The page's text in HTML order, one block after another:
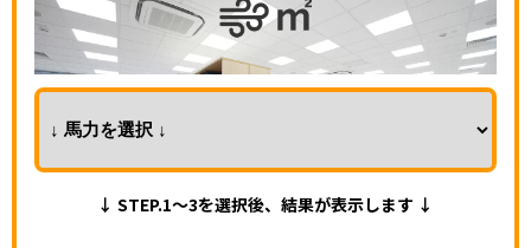
↓ STEP.1～3を選択後、結果が表示します ↓